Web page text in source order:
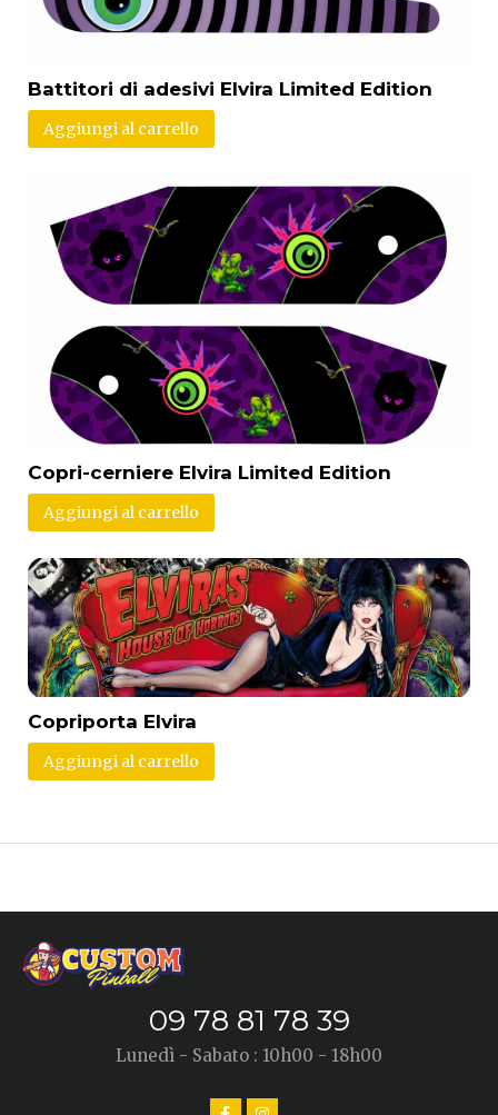
Battitori di adesivi Elvira Limited Edition
Aggiungi al carrello
Copri-cerniere Elvira Limited Edition
Aggiungi al carrello
Copriporta Elvira
Aggiungi al carrello
09 78 81 78 39
Lunedì - Sabato : 10h00 - 18h00